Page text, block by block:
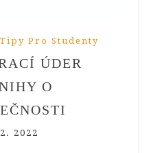
Tipy Pro Studenty
ÚDER
O
2022